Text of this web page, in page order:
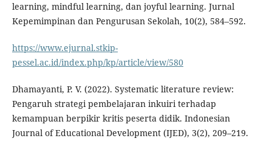
learning, mindful learning, dan joyful learning. Jurnal
Kepemimpinan dan Pengurusan Sekolah, 10(2), 584–592.
https://www.ejurnal.stkip-
pessel.ac.id/index.php/kp/article/view/580
Dhamayanti, P. V. (2022). Systematic literature review:
Pengaruh strategi pembelajaran inkuiri terhadap
kemampuan berpikir kritis peserta didik. Indonesian
Journal of Educational Development (IJED), 3(2), 209–219.